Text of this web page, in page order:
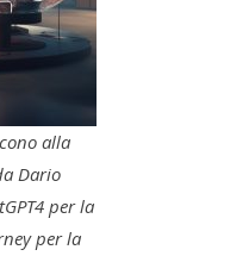
alla
Dario
per la
per la